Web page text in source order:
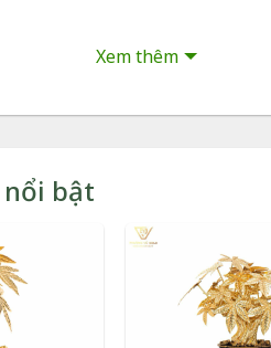
24 tháng
Dát Vàng 24K – Quà
Trọng
Xem thêm
nổi bật